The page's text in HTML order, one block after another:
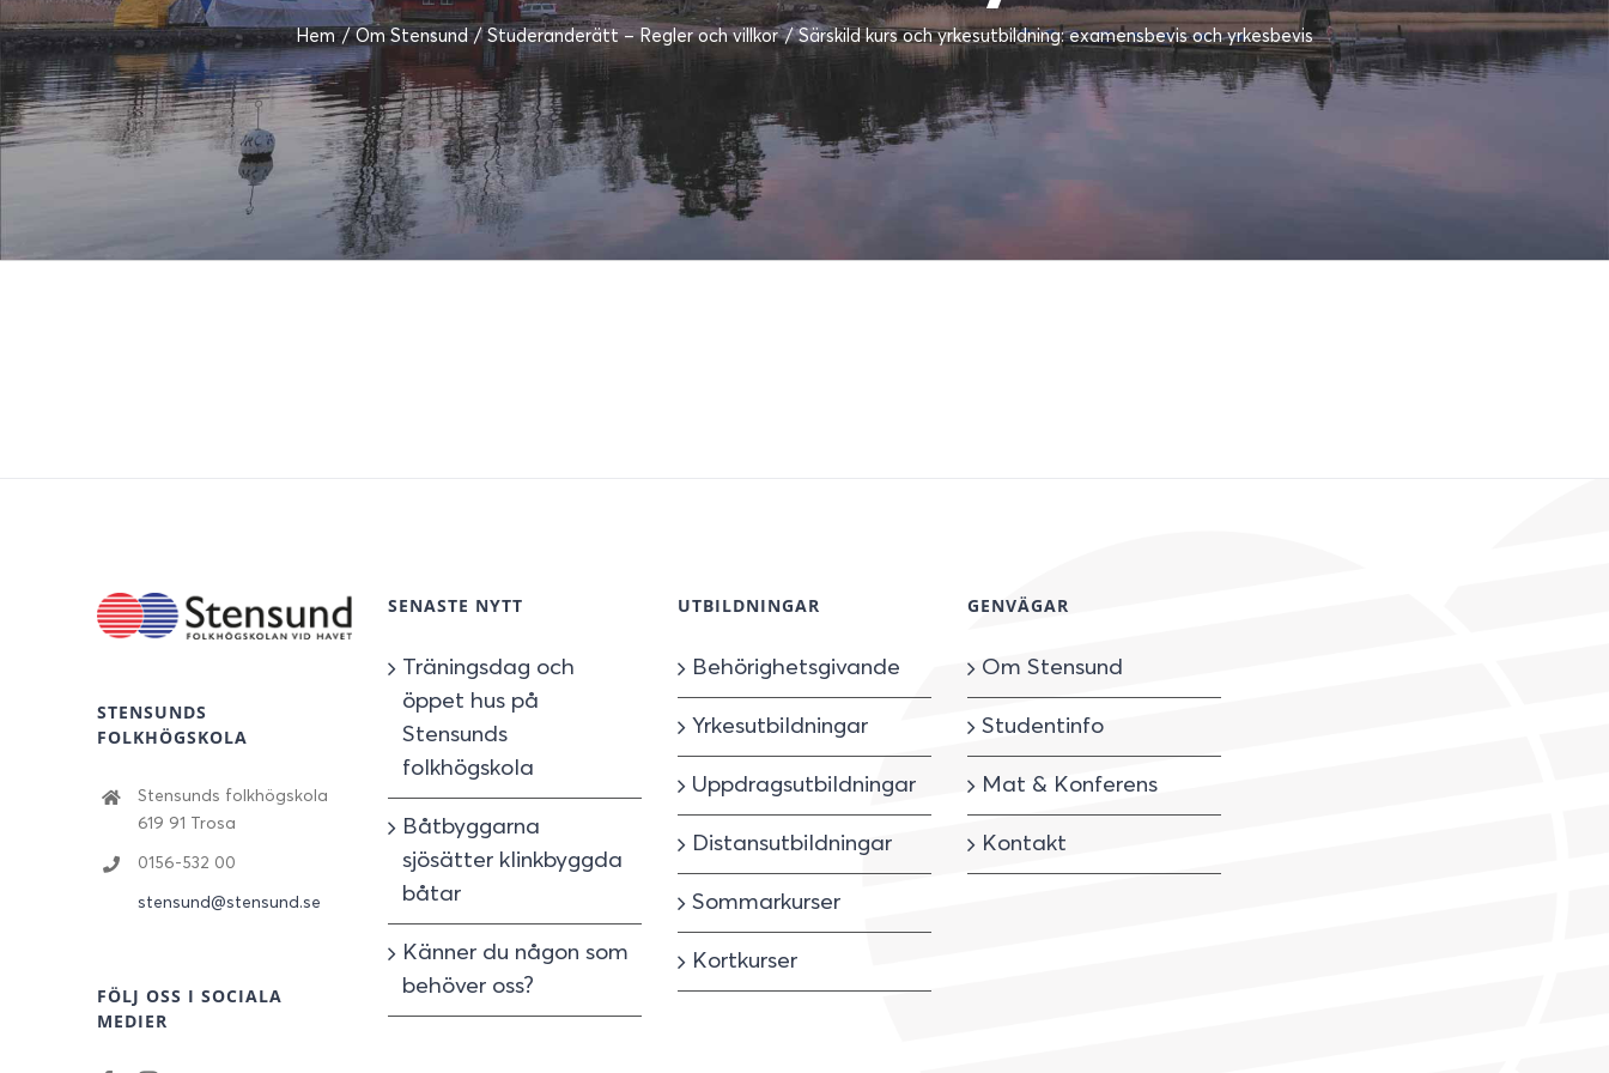
Hem Om Stensund Studeranderätt – Regler och villkor Särskild kurs och yrkesutbildning: examensbevis och yrkesbevis
STENSUNDS
FOLKHÖGSKOLA
Stensunds folkhögskola
619 91 Trosa
0156-532 00
stensund@stensund.se
FÖLJ OSS I SOCIALA
MEDIER
SENASTE NYTT
Träningsdag och
öppet hus på
Stensunds
folkhögskola
Båtbyggarna
sjösätter klinkbyggda
båtar
Känner du någon som
behöver oss?
UTBILDNINGAR
Behörighetsgivande
Yrkesutbildningar
Uppdragsutbildningar
Distansutbildningar
Sommarkurser
Kortkurser
GENVÄGAR
Om Stensund
Studentinfo
Mat & Konferens
Kontakt